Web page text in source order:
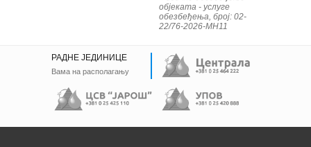
објеката - услуге
обезбеђења, број: 02-
22/76-2026-МН11
РАДНЕ ЈЕДИНИЦЕ
Вама на располагању